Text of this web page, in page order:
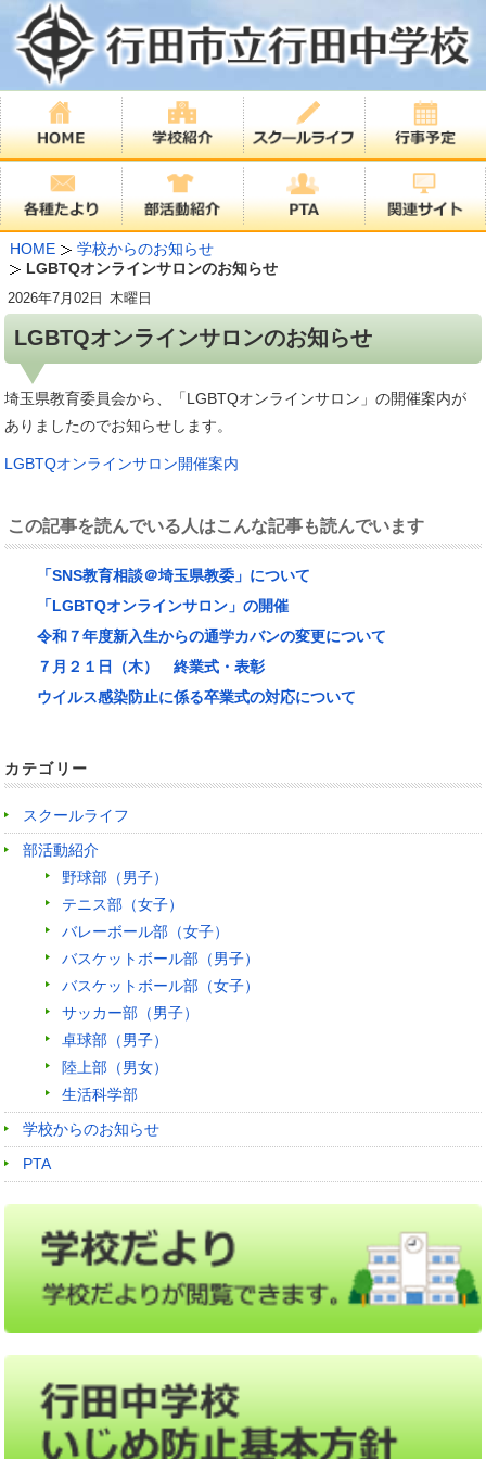
HOME
学校からのお知らせ
LGBTQオンラインサロンのお知らせ
LGBTQオンラインサロンのお知らせ
2026年7月02日 木曜日
埼玉県教育委員会から、「LGBTQオンラインサロン」の開催案内が
ありましたのでお知らせします。
LGBTQオンラインサロン開催案内
この記事を読んでいる人はこんな記事も読んでいます
「SNS教育相談＠埼玉県教委」について
「LGBTQオンラインサロン」の開催
令和７年度新入生からの通学カバンの変更について
７月２１日（木） 終業式・表彰
ウイルス感染防止に係る卒業式の対応について
カテゴリー
スクールライフ
部活動紹介
野球部（男子）
テニス部（女子）
バレーボール部（女子）
バスケットボール部（男子）
バスケットボール部（女子）
サッカー部（男子）
卓球部（男子）
陸上部（男女）
生活科学部
学校からのお知らせ
PTA